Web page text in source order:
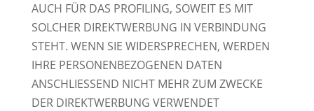
AUCH FÜR DAS PROFILING, SOWEIT ES MIT
SOLCHER DIREKTWERBUNG IN VERBINDUNG
STEHT. WENN SIE WIDERSPRECHEN, WERDEN
IHRE PERSONENBEZOGENEN DATEN
ANSCHLIESSEND NICHT MEHR ZUM ZWECKE
DER DIREKTWERBUNG VERWENDET